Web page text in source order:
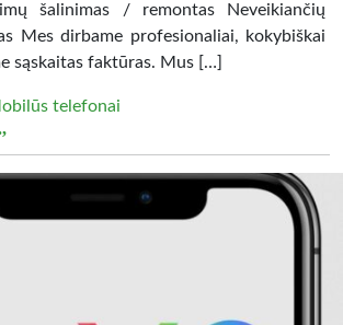
šalinimas / remontas Neveikiančių
Mes dirbame profesionaliai, kokybiškai
sąskaitas faktūras. Mus […]
telefonai